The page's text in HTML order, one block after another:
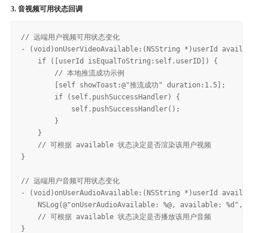
3. 音视频可用状态回调
// 远端用户视频可用状态变化
- (void)onUserVideoAvailable:(NSString *)userId
    if ([userId isEqualToString:self.userID]) {
        // 本地推流成功示例
        [self showToast:@"推流成功" duration:1.5];
        if (self.pushSuccessHandler) {
            self.pushSuccessHandler();
        }
    }
    // 可根据 available 状态决定是否渲染该用户视频
}
// 远端用户音频可用状态变化
- (void)onUserAudioAvailable:(NSString *)userId
NSLog(@"onUserAudioAvailable: %@, available: %d",
    // 可根据 available 状态决定是否播放该用户音频